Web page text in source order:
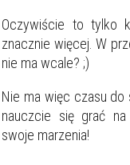
Oczywiście to tylko
znacznie więcej. W
nie ma wcale? ;)
Nie ma więc czasu
nauczcie się grać na
swoje marzenia!